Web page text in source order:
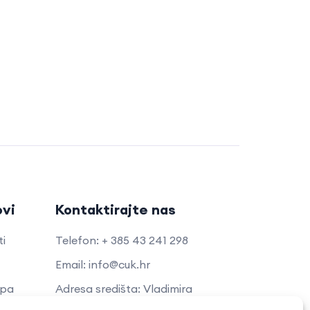
Kontaktirajte nas
Telefon: + 385 43 241 298
Email: info@cuk.hr
Adresa središta: Vladimira